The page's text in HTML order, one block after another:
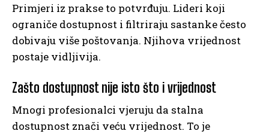
Primjeri iz prakse to potvrđuju. Lideri koji
ograniče dostupnost i filtriraju sastanke često
dobivaju više poštovanja. Njihova vrijednost
postaje vidljivija.
Zašto dostupnost nije isto što i vrijednost
Mnogi profesionalci vjeruju da stalna
dostupnost znači veću vrijednost. To je